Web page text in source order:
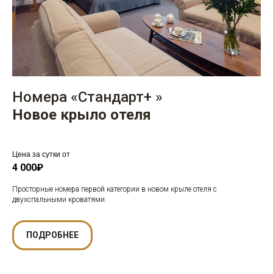
Номера «Стандарт+ »
Новое крыло отеля
Цена за сутки от
4 000₽
Просторные номера первой категории в новом крыле отеля с
двухспальными кроватями.
ПОДРОБНЕЕ